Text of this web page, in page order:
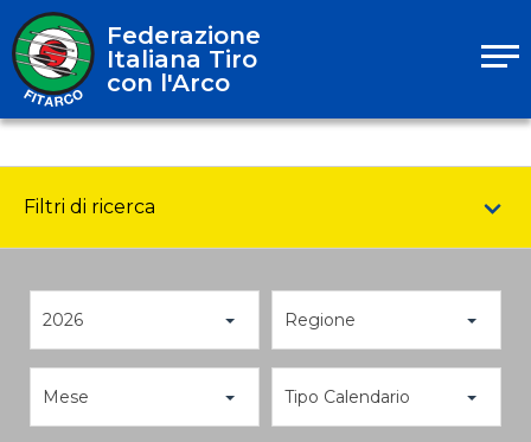
Federazione
Italiana Tiro
con l'Arco
Filtri di ricerca
2026 Regione
Mese Tipo Calendario